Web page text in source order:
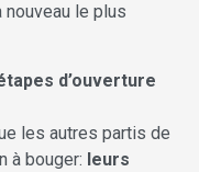
le plus
d’ouverture
les autres partis de
à bouger: leurs